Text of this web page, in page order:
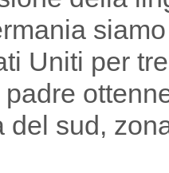
Uniti per
del sud,